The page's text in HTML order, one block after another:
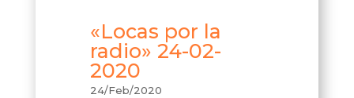
«Locas por la
radio» 24-02-
2020
24/Feb/2020